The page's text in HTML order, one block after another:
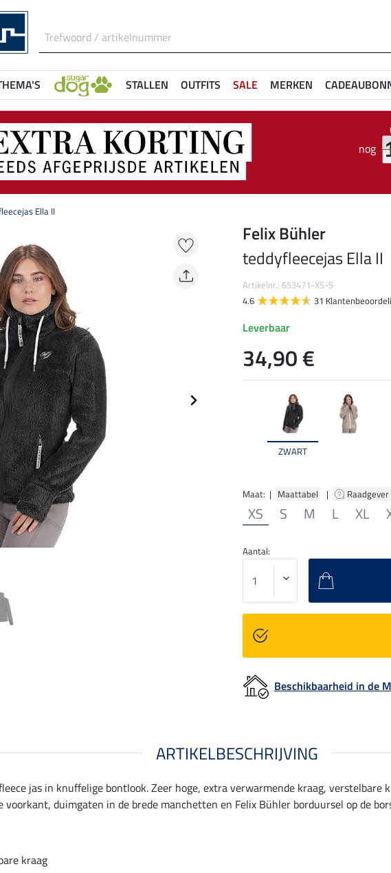
STALLEN OUTFITS SALE MERKEN
nog
Ella II
ZWART
Maat: | Maattabel | Raadgever
XS S M L XL
Felix Bühler
teddyfleecejas Ella II
Artikelnr.: 653471-XS-S
4.6
31
Leverbaar
34,90 €
Aantal:
Beschikbaarheid in de
ARTIKELBESCHRIJVING
jas in knuffelige bontlook. Zeer hoge, extra verwarmende kraag,
duimgaten in de brede manchetten en Felix Bühler borduursel op de
kraag